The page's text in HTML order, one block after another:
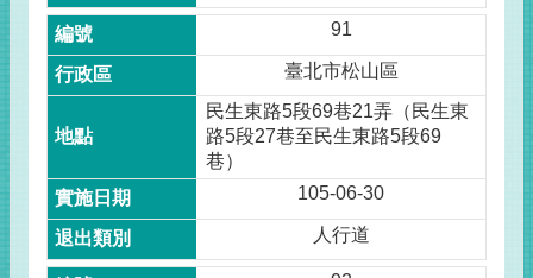
91
臺北市松山區
民生東路5段69巷21弄（民生東
路5段27巷至民生東路5段69
巷）
105-06-30
人行道